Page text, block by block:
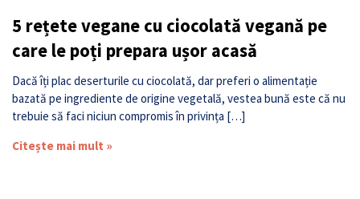
5 rețete vegane cu ciocolată vegană pe
care le poți prepara ușor acasă
Dacă îți plac deserturile cu ciocolată, dar preferi o alimentație
bazată pe ingrediente de origine vegetală, vestea bună este că nu
trebuie să faci niciun compromis în privința […]
Citește mai mult »